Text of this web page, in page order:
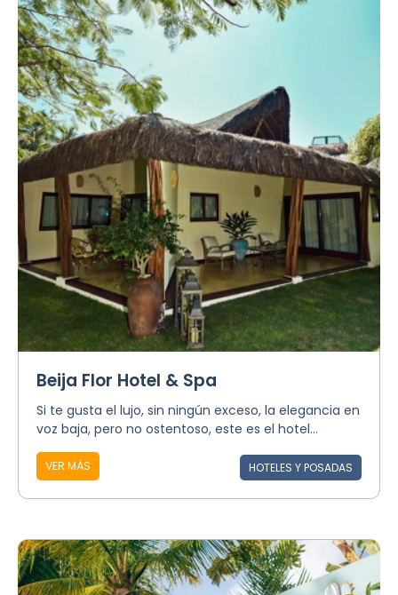
Beija Flor Hotel & Spa
Si te gusta el lujo, sin ningún exceso, la elegancia en
voz baja, pero no ostentoso, este es el hotel...
VER MÁS HOTELES Y POSADAS